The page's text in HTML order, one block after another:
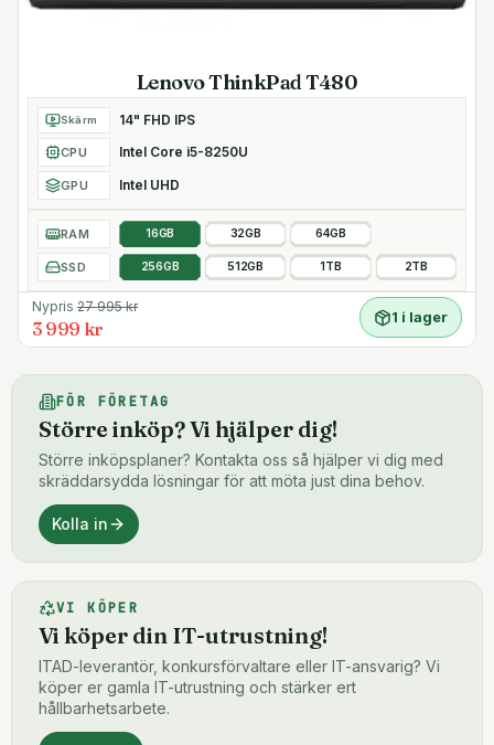
Lenovo ThinkPad T480
Skärm 14" FHD IPS
CPU Intel Core i5-8250U
GPU Intel UHD
RAM 16GB 32GB 64GB
SSD 256GB 512GB 1TB 2TB
Nypris 27 995kr
3 999 kr
1 i lager
FÖR FÖRETAG
Större inköp? Vi hjälper dig!
Större inköpsplaner? Kontakta oss så hjälper vi dig med
skräddarsydda lösningar för att möta just dina behov.
Kolla in
VI KÖPER
Vi köper din IT-utrustning!
ITAD-leverantör, konkursförvaltare eller IT-ansvarig? Vi
köper er gamla IT-utrustning och stärker ert
hållbarhetsarbete.